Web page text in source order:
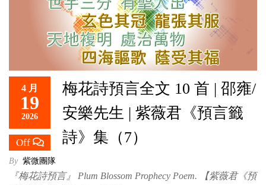
君寰
宇傳
奇官
網
賽
亞-
個
個
都
救
世
主
4 月
19
2026
Off
梅花詩預言全文 10 首 | 邵雍/
安樂先生 | 紫薇君《預言籤
詩》集（7）
By 紫微團隊
『梅花詩預言』 Plum Blossom Prophecy Poem. 【紫薇君《預